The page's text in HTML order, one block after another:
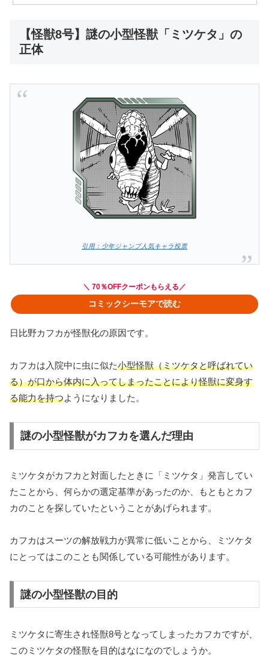
【怪獣8号】謎の小型怪獣「ミツケタ」の
正体
引用：少年ジャンプ人気キャラ投票
＼ 70％OFFクーポンもらえる／
コミックシーモアで読む
日比野カフカが怪獣化の原因です。
カフカは入院中に虫に似た小型怪獣（ミツケタと呼ばれてい
る）が口から体内に入ってしまったことにより怪獣に変身す
る能力を持つようになりました。
謎の小型怪獣がカフカを選んだ理由
ミツケタがカフカと対面したときに「ミツケタ」発言してい
たことから、何らかの選定基準があったのか、もともとカフ
カのことを探していたということがあげられます。
カフカはスーツの解放戦力が異常に低いことから、ミツケタ
にとってはこのことも関係している可能性があります。
謎の小型怪獣の目的
ミツケタに寄生され怪獣8号となってしまったカフカですが、
このミツケタの怪獣を目的はなになのでしょうか。